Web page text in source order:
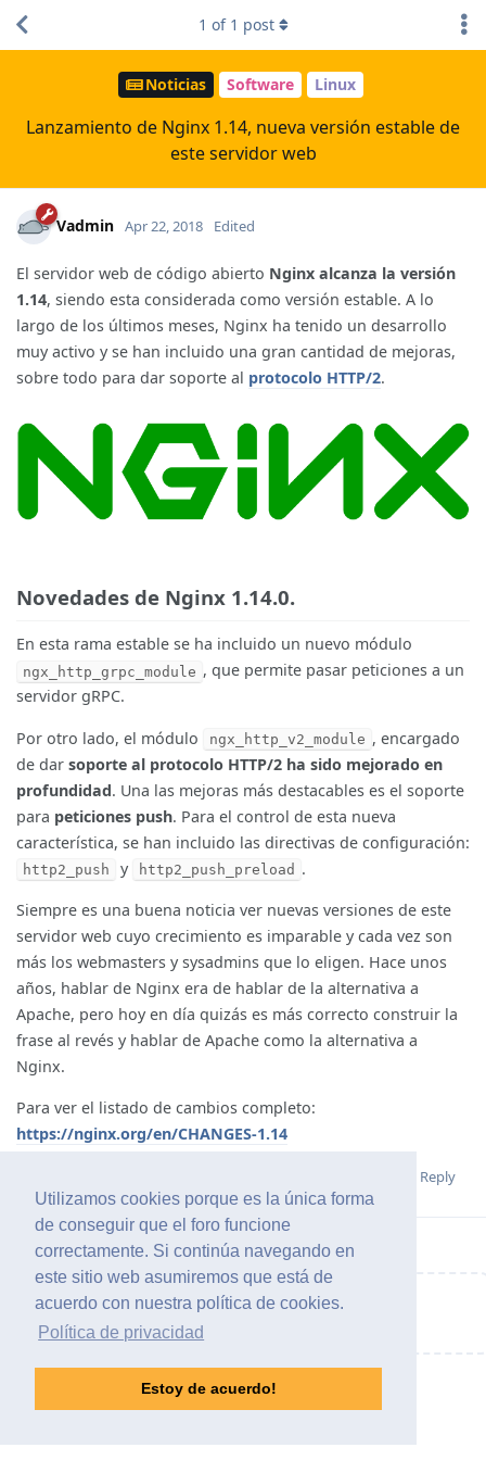
Utilizamos cookies porque es la única forma
de conseguir que el foro funcione
correctamente. Si continúa navegando en
este sitio web asumiremos que está de
acuerdo con nuestra política de cookies.
Política de privacidad
Estoy de acuerdo!
Noticias Software Linux
Lanzamiento de Nginx 1.14, nueva versión estable de
este servidor web
1 of 1 post
Vadmin Apr 22, 2018 Edited
El servidor web de código abierto Nginx alcanza la versión
1.14, siendo esta considerada como versión estable. A lo
largo de los últimos meses, Nginx ha tenido un desarrollo
muy activo y se han incluido una gran cantidad de mejoras,
sobre todo para dar soporte al protocolo HTTP/2.
Novedades de Nginx 1.14.0.
En esta rama estable se ha incluido un nuevo módulo
ngx_http_grpc_module , que permite pasar peticiones a un
servidor gRPC.
Por otro lado, el módulo ngx_http_v2_module , encargado
de dar soporte al protocolo HTTP/2 ha sido mejorado en
profundidad. Una las mejoras más destacables es el soporte
para peticiones push. Para el control de esta nueva
característica, se han incluido las directivas de configuración:
http2_push y http2_push_preload .
Siempre es una buena noticia ver nuevas versiones de este
servidor web cuyo crecimiento es imparable y cada vez son
más los webmasters y sysadmins que lo eligen. Hace unos
años, hablar de Nginx era de hablar de la alternativa a
Apache, pero hoy en día quizás es más correcto construir la
frase al revés y hablar de Apache como la alternativa a
Nginx.
Para ver el listado de cambios completo:
https://nginx.org/en/CHANGES-1.14
Reply
Write a Reply...